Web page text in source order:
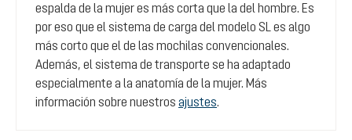
espalda de la mujer es más corta que la del hombre. Es
por eso que el sistema de carga del modelo SL es algo
más corto que el de las mochilas convencionales.
Además, el sistema de transporte se ha adaptado
especialmente a la anatomía de la mujer. Más
información sobre nuestros ajustes.